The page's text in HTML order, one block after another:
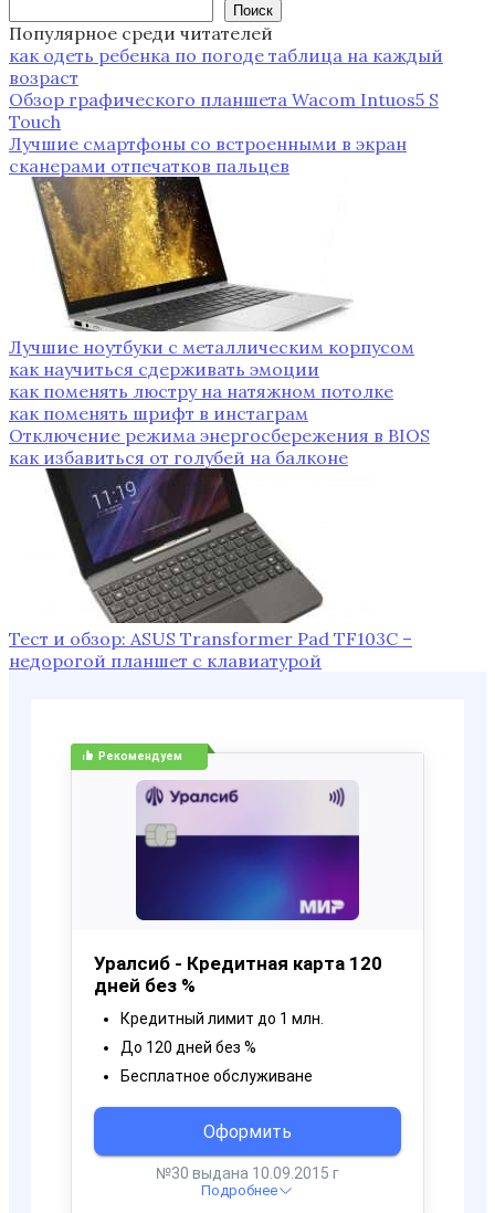
Поиск
Популярное среди читателей
как одеть ребенка по погоде таблица на каждый
возраст
Обзор графического планшета Wacom Intuos5 S
Touch
Лучшие смартфоны со встроенными в экран
сканерами отпечатков пальцев
Лучшие ноутбуки с металлическим корпусом
как научиться сдерживать эмоции
как поменять люстру на натяжном потолке
как поменять шрифт в инстаграм
Отключение режима энергосбережения в BIOS
как избавиться от голубей на балконе
Тест и обзор: ASUS Transformer Pad TF103C –
недорогой планшет с клавиатурой